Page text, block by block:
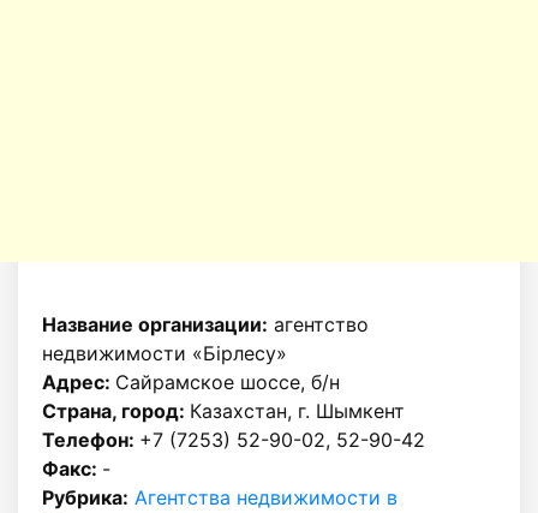
Название организации: агентство
недвижимости «Бiрлесу»
Адрес: Сайрамское шоссе, б/н
Страна, город: Казахстан, г. Шымкент
Телефон: +7 (7253) 52-90-02, 52-90-42
Факс: -
Рубрика: Агентства недвижимости в